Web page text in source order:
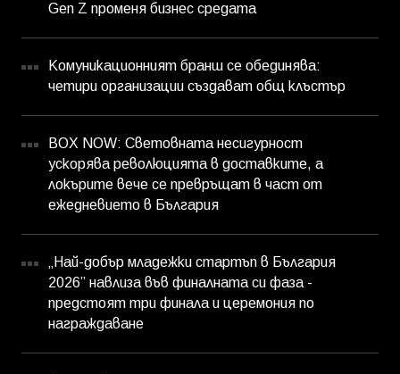
Gen Z променя бизнес средата
Комуникационният бранш се обединява:
четири организации създават общ клъстър
BOX NOW: Световната несигурност
ускорява революцията в доставките, а
локърите вече се превръщат в част от
ежедневието в България
„Най-добър младежки стартъп в България
2026” навлиза във финалната си фаза -
предстоят три финала и церемония по
награждаване